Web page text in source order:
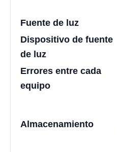
Fuente de luz
Dispositivo de fuente
de luz
Errores entre cada
equipo
Almacenamiento